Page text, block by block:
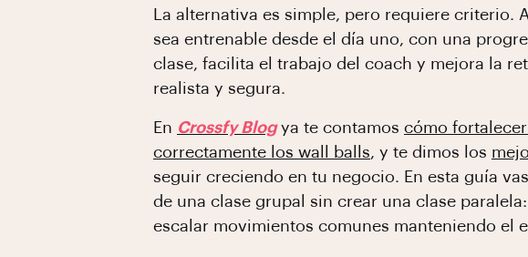
La alternativa es simple, pero requiere
sea entrenable desde el día uno, con una
clase, facilita el trabajo del coach y mejora la
realista y segura.
En Crossfy Blogya te contamos cómo
correctamente los wall balls, y te dimos los
seguir creciendo en tu negocio. En esta guía
de una clase grupal sin crear una clase
escalar movimientos comunes manteniendo el